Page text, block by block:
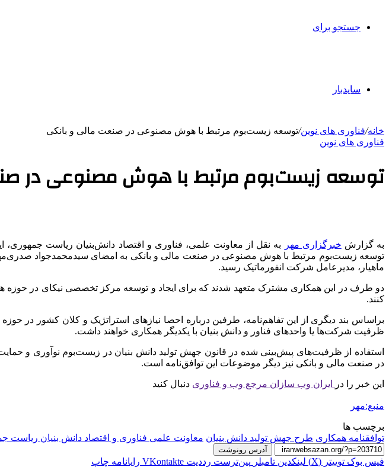
جستجو برای
سایدبار
خانه/فناوری های نوین/توسعه زیست‌بوم مرتبط با هوش مصنوعی در صنعت مالی و بانکی
فناوری های نوین
توسعه زیست‌بوم مرتبط با هوش مصنوعی در
به گزارش خبرگزاری مهر
به نقل از معاونت علمی، فناوری و اقتصاد دانش‌بنیان ریاست
توسعه زیست‌بوم مرتبط با هوش مصنوعی در صنعت مالی و بانکی به امضای سیدمحمدجواد
ماهیار، مدیرعامل شرکت انفورماتیک رسید.
دو طرف در این همکاری مشترک متعهد شدند که برای ایجاد و توسعه مرکز تخصصی نیکای در حوزه
کنند.
براساس بند دیگری از این تفاهم‌نامه، طرفین درباره احصا نیازهای استراتژیک و کلان کشور
ظرفیت شرکت‌ها یا واحدهای فناور و دانش بنیان با یکدیگر همکاری خواهند داشت.
استفاده از ظرفیت‌های پیش‌بینی شده در قانون جهش تولید دانش بنیان در زیست‌بوم نوآوری و
در صنعت مالی و بانکی نیز دیگر موضوعات این توافق‌نامه است.
این خبر را در ایران وب سازان مرجع وب و فناوری دنبال کنید
منبع:مهر
برچسب ها
توافقنامه همکاری طرح جهش تولید دانش بنیان معاونت علمی فناوری و اقتصاد دانش بنیان ریاست
آدرس رونوشت
فیس بوک توییتر (X) لینکدین ‫تامبلر ‫پین‌ترست ‫رددیت ‫VKontakte رایانامه چاپ